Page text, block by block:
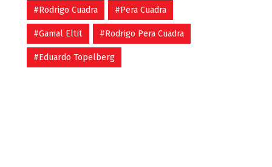
#Rodrigo Cuadra #Pera Cuadra
#Gamal Eltit #Rodrigo Pera Cuadra
#Eduardo Topelberg